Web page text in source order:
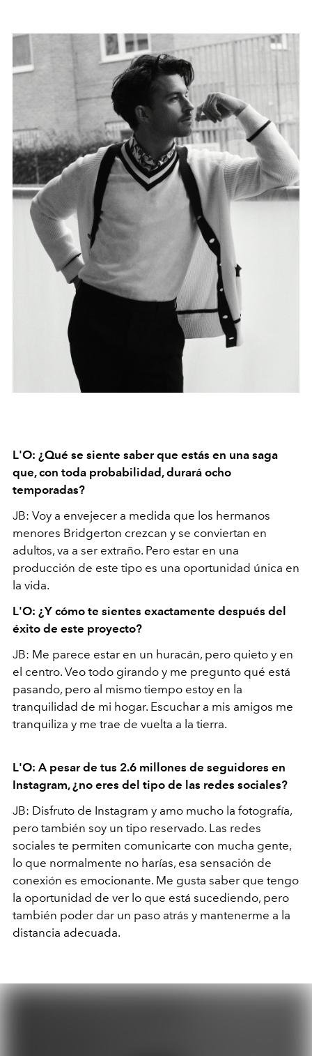
L'O: ¿Qué se siente saber que estás en una saga
que, con toda probabilidad, durará ocho
temporadas?
JB: Voy a envejecer a medida que los hermanos
menores Bridgerton crezcan y se conviertan en
adultos, va a ser extraño. Pero estar en una
producción de este tipo es una oportunidad única en
la vida.
L'O: ¿Y cómo te sientes exactamente después del
éxito de este proyecto?
JB: Me parece estar en un huracán, pero quieto y en
el centro. Veo todo girando y me pregunto qué está
pasando, pero al mismo tiempo estoy en la
tranquilidad de mi hogar. Escuchar a mis amigos me
tranquiliza y me trae de vuelta a la tierra.
L'O: A pesar de tus 2.6 millones de seguidores en
Instagram, ¿no eres del tipo de las redes sociales?
JB: Disfruto de Instagram y amo mucho la fotografía,
pero también soy un tipo reservado. Las redes
sociales te permiten comunicarte con mucha gente,
lo que normalmente no harías, esa sensación de
conexión es emocionante. Me gusta saber que tengo
la oportunidad de ver lo que está sucediendo, pero
también poder dar un paso atrás y mantenerme a la
distancia adecuada.